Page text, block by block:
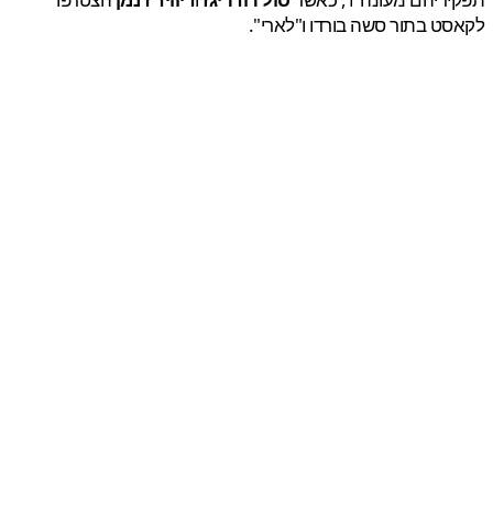
בתור סשה בורדו ו"לארי".